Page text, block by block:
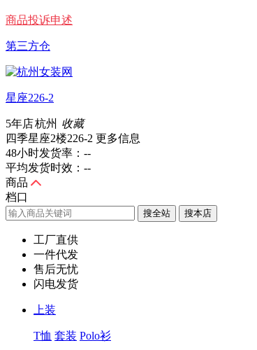
商品投诉申述
第三方仓
星座226-2
5年店杭州 收藏
四季星座2楼226-2 更多信息
48小时发货率： --
平均发货时效： --
商品
档口
搜全站
工厂直供
一件代发
售后无忧
闪电发货
上装
T恤 套装 Polo衫